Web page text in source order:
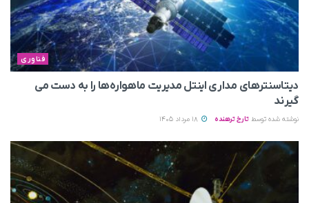
فناوری
دیتاسنترهای مداری اینتل مدیریت ماهواره‌ها را به دست می‌
گیرند
نوشته شده توسط تارخ ترهنده